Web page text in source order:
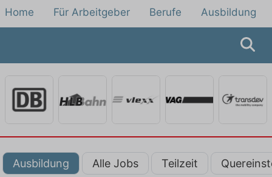
Home Für Arbeitgeber Berufe Ausbildung
Ausbildung Alle Jobs Teilzeit